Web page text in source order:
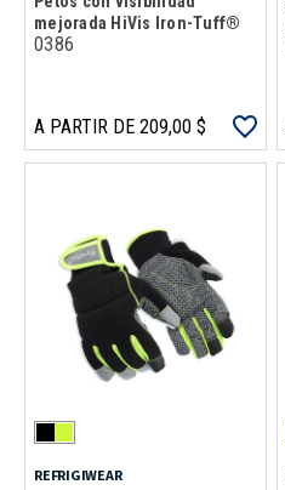
mejorada HiVis Iron-Tuff®
0386
A PARTIR DE 209,00 $
REFRIGIWEAR